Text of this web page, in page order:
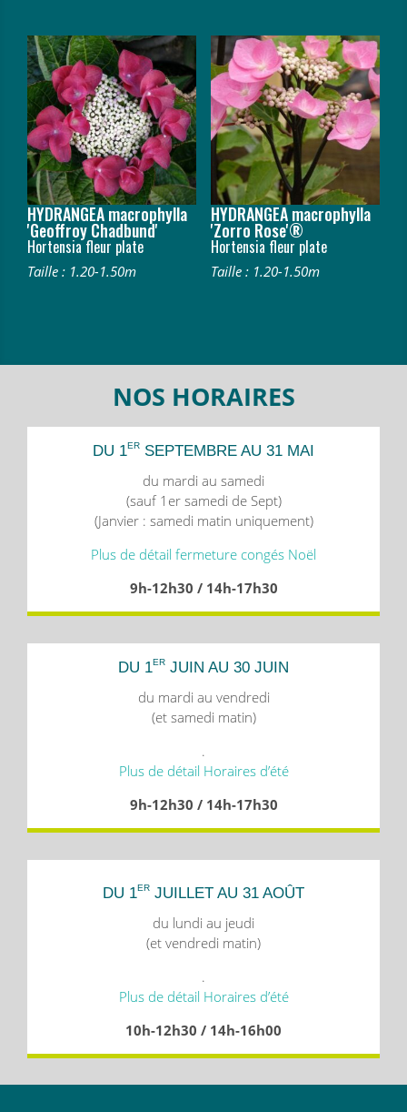
HYDRANGEA macrophylla
'Geoffroy Chadbund'
Hortensia fleur plate
Taille : 1.20-1.50m
HYDRANGEA macrophylla
'Zorro Rose'®
Hortensia fleur plate
Taille : 1.20-1.50m
NOS HORAIRES
DU 1ER SEPTEMBRE AU 31 MAI
du mardi au samedi
(sauf 1er samedi de Sept)
(Janvier : samedi matin uniquement)
Plus de détail fermeture congés Noël
9h-12h30 / 14h-17h30
DU 1ER JUIN AU 30 JUIN
du mardi au vendredi
(et samedi matin)
.
Plus de détail Horaires d’été
9h-12h30 / 14h-17h30
DU 1ER JUILLET AU 31 AOÛT
du lundi au jeudi
(et vendredi matin)
.
Plus de détail Horaires d’été
10h-12h30 / 14h-16h00